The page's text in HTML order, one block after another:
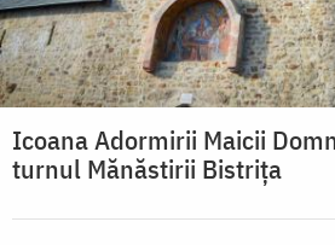
Icoana Adormirii Maicii
turnul Mănăstirii Bistrița